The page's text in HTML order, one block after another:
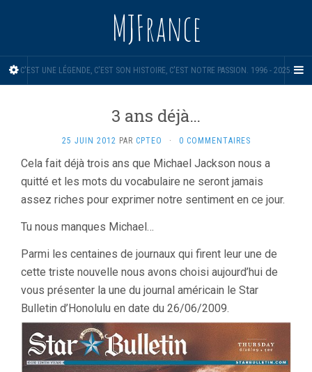
MJFrance
C'EST UNE LÉGENDE, C'EST SON HISTOIRE, C'EST NOTRE PASSION. 1996 - 2025.
3 ans déjà…
25 JUIN 2012 PAR CPTEO · 0 COMMENTAIRES
Cela fait déjà trois ans que Michael Jackson nous a
quitté et les mots du vocabulaire ne seront jamais
assez riches pour exprimer notre sentiment en ce jour.
Tu nous manques Michael…
Parmi les centaines de journaux qui firent leur une de
cette triste nouvelle nous avons choisi aujourd’hui de
vous présenter la une du journal américain le Star
Bulletin d’Honolulu en date du 26/06/2009.